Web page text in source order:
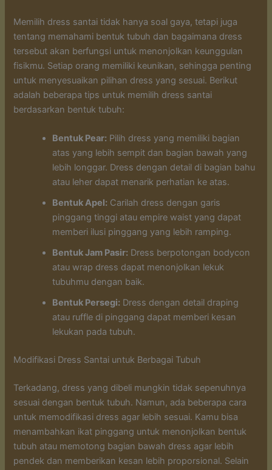
Memilih dress santai tidak hanya soal gaya, tetapi juga
tentang memahami bentuk tubuh dan bagaimana dress
tersebut akan berfungsi untuk menonjolkan keunggulan
fisikmu. Setiap orang memiliki keunikan, sehingga penting
untuk menyesuaikan pilihan dress yang sesuai. Berikut
adalah beberapa tips untuk memilih dress santai
berdasarkan bentuk tubuh:
Bentuk Pear: Pilih dress yang memiliki bagian
atas yang lebih sempit dan bagian bawah yang
lebih longgar. Dress dengan detail di bagian bahu
atau leher dapat menarik perhatian ke atas.
Bentuk Apel: Carilah dress dengan garis
pinggang tinggi atau empire waist yang dapat
memberi ilusi pinggang yang lebih ramping.
Bentuk Jam Pasir: Dress berpotongan bodycon
atau wrap dress dapat menonjolkan lekuk
tubuhmu dengan baik.
Bentuk Persegi: Dress dengan detail draping
atau ruffle di pinggang dapat memberi kesan
lekukan pada tubuh.
Modifikasi Dress Santai untuk Berbagai Tubuh
Terkadang, dress yang dibeli mungkin tidak sepenuhnya
sesuai dengan bentuk tubuh. Namun, ada beberapa cara
untuk memodifikasi dress agar lebih sesuai. Kamu bisa
menambahkan ikat pinggang untuk menonjolkan bentuk
tubuh atau memotong bagian bawah dress agar lebih
pendek dan memberikan kesan lebih proporsional. Selain